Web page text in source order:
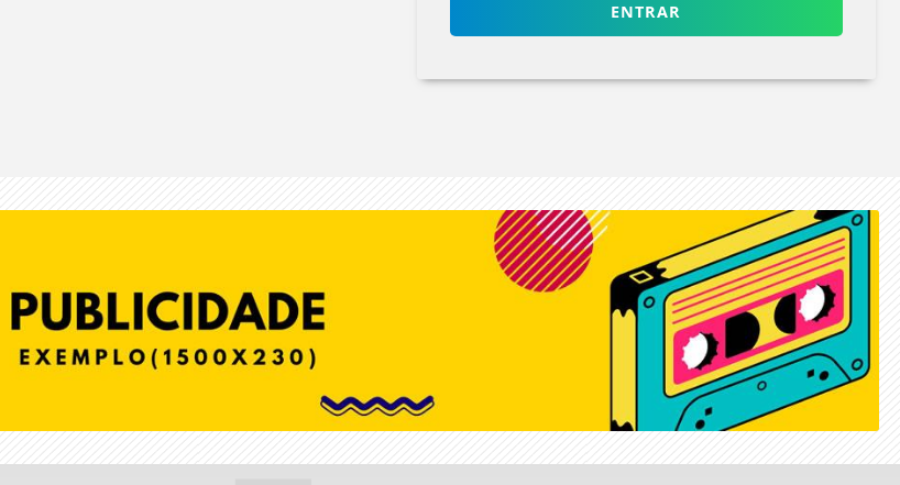
ENTRAR